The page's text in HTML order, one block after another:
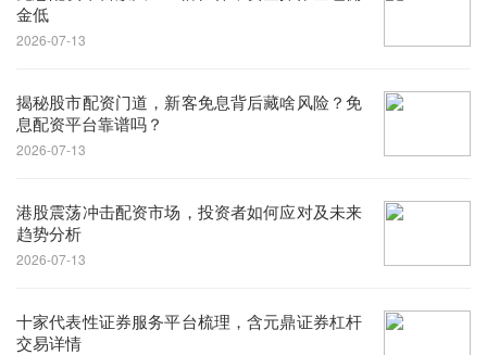
金低
2026-07-13
揭秘股市配资门道，新客免息背后藏啥风险？免
息配资平台靠谱吗？
2026-07-13
港股震荡冲击配资市场，投资者如何应对及未来
趋势分析
2026-07-13
十家代表性证券服务平台梳理，含元鼎证券杠杆
交易详情